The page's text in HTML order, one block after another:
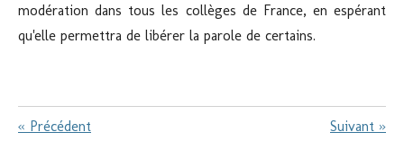
modération dans tous les collèges de France, en espérant
qu'elle permettra de libérer la parole de certains.
« Précédent Suivant »